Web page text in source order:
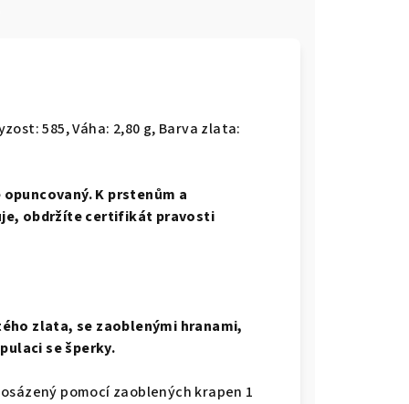
585, Váha: 2,80 g, Barva zlata:
K prstenům a
obdržíte certifikát pravosti
zlata, se zaoblenými hranami,
se šperky.
pomocí zaoblených krapen 1